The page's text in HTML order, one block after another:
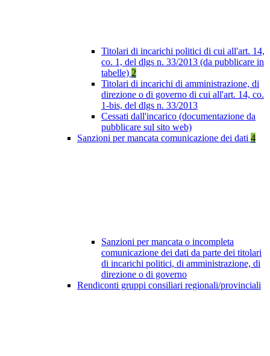
Titolari di incarichi politici di cui all'art. 14,
co. 1, del dlgs n. 33/2013 (da pubblicare in
tabelle) 2
Titolari di incarichi di amministrazione, di
direzione o di governo di cui all'art. 14, co.
1-bis, del dlgs n. 33/2013
Cessati dall'incarico (documentazione da
pubblicare sul sito web)
Sanzioni per mancata comunicazione dei dati 4
Sanzioni per mancata o incompleta
comunicazione dei dati da parte dei titolari
di incarichi politici, di amministrazione, di
direzione o di governo
Rendiconti gruppi consiliari regionali/provinciali